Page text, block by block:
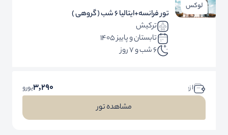
لوکس
تور فرانسه+ایتالیا 6 شب ( گروهی )
ترکیش
تابستان و پاییز 1405
6 شب و 7 روز
ا ز: 3,290یورو
مشاهده تور